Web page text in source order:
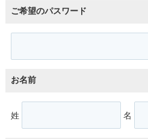
ご希望のパスワード
お名前
姓 名